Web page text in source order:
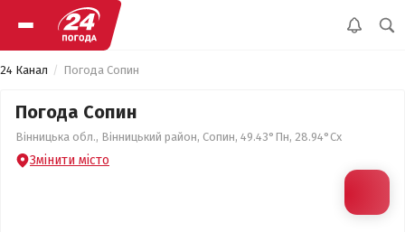
24 Канал Погода Сопин
Погода Сопин
Вінницька обл., Вінницький район, Сопин, 49.43°Пн, 28.94°Сх
Змінити місто